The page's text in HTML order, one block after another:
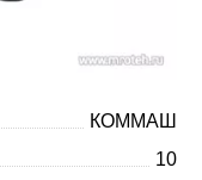
КОММАШ
10